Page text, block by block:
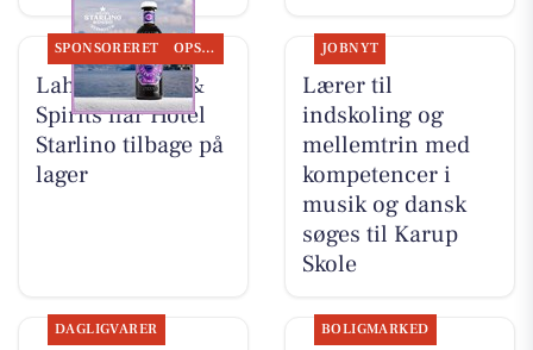
SPONSORERET OPSLAGSTAVLEN
Lahvino Wine &
Spirits har Hotel
Starlino tilbage på
lager
JOBNYT
Lærer til
indskoling og
mellemtrin med
kompetencer i
musik og dansk
søges til Karup
Skole
DAGLIGVARER BOLIGMARKED